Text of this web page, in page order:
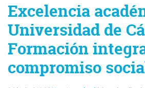
Excelencia
Universidad de
Formación
compromiso